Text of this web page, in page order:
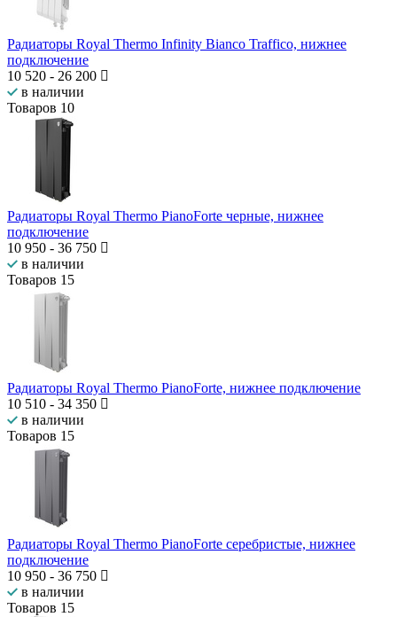
Радиаторы Royal Thermo Infinity Bianco Traffico, нижнее
подключение
10 520 - 26 200
в наличии
Товаров 10
Радиаторы Royal Thermo PianoForte черные, нижнее
подключение
10 950 - 36 750
в наличии
Товаров 15
Радиаторы Royal Thermo PianoForte, нижнее подключение
10 510 - 34 350
в наличии
Товаров 15
Радиаторы Royal Thermo PianoForte серебристые, нижнее
подключение
10 950 - 36 750
в наличии
Товаров 15